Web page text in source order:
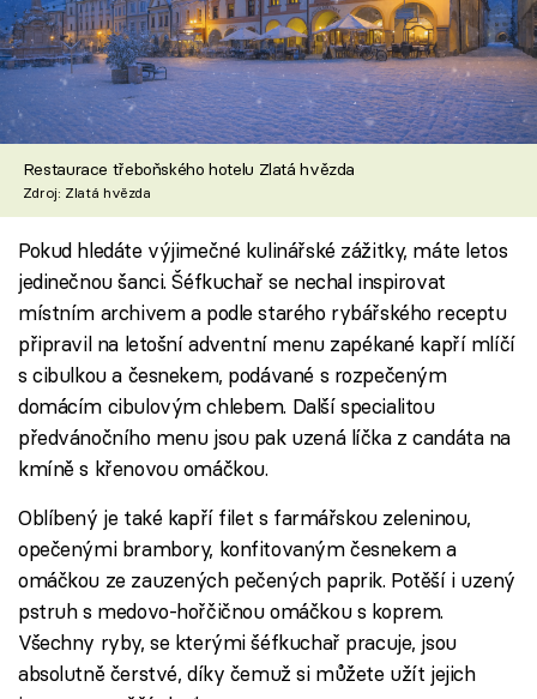
Restaurace třeboňského hotelu Zlatá hvězda
Zdroj: Zlatá hvězda
Pokud hledáte výjimečné kulinářské zážitky, máte letos
jedinečnou šanci. Šéfkuchař se nechal inspirovat
místním archivem a podle starého rybářského receptu
připravil na letošní adventní menu zapékané kapří mlíčí
s cibulkou a česnekem, podávané s rozpečeným
domácím cibulovým chlebem. Další specialitou
předvánočního menu jsou pak uzená líčka z candáta na
kmíně s křenovou omáčkou.
Oblíbený je také kapří filet s farmářskou zeleninou,
opečenými brambory, konfitovaným česnekem a
omáčkou ze zauzených pečených paprik. Potěší i uzený
pstruh s medovo-hořčičnou omáčkou s koprem.
Všechny ryby, se kterými šéfkuchař pracuje, jsou
absolutně čerstvé, díky čemuž si můžete užít jejich